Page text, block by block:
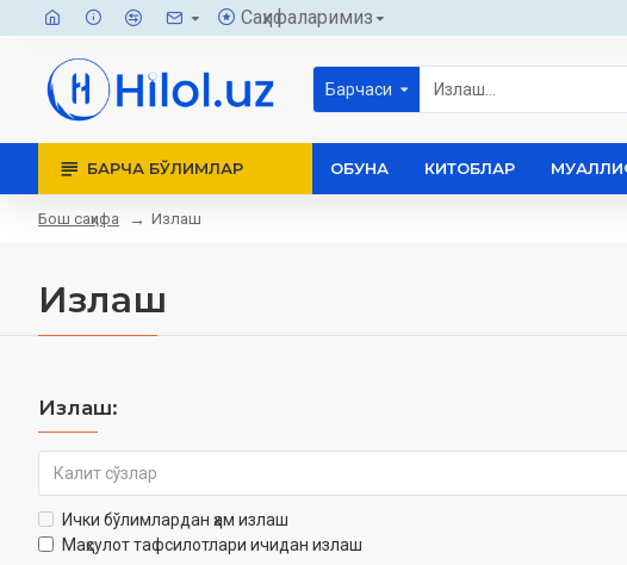
Саҳифаларимиз
Барчаси
БАРЧА БЎЛИМЛАР ОБУНА КИТОБЛАР
Бош саҳифа Излаш
Излаш
Излаш:
Ички бўлимлардан ҳам излаш
Маҳсулот тафсилотлари ичидан излаш